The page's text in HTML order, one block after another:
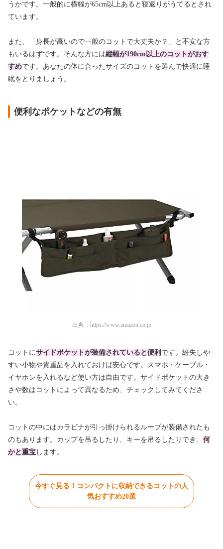
うかです。一般的に横幅が65cm以上あると寝返りがうてるとされ
ています。
また、「身長が高いので一般のコットで大丈夫か？」と不安な方
もいるはずです。そんな方には縦幅が190cm以上のコットがおす
すめです。あなたの体に合ったサイズのコットを選んで快適に睡
眠をとりましょう。
便利なポケットなどの有無
出典： https://www.amazon.co.jp
コットにサイドポケットが装備されていると便利 です。紛失しや
すい小物や貴重品を入れておけば安心です。スマホ・ケーブル・
イヤホンを入れるなど使い方は自由です。サイドポケットの大き
さや数はコットによって異なるため、チェックしてみてくださ
い。
コットの中にはカラビナが引っ掛けられるループが装備されたも
のもあります。カップを吊るしたり、キーを吊るしたりでき、 何
かと重宝 します。
今すぐ見る！コンパクトに収納できるコットの人
気おすすめ20選